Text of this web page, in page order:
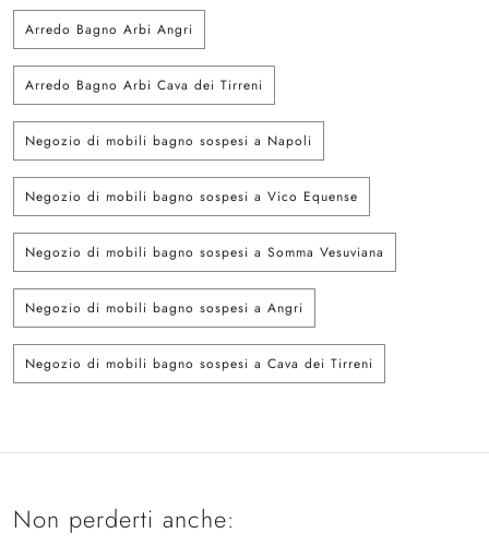
Arredo Bagno Arbi Angri
Arredo Bagno Arbi Cava dei Tirreni
Negozio di mobili bagno sospesi a Napoli
Negozio di mobili bagno sospesi a Vico Equense
Negozio di mobili bagno sospesi a Somma Vesuviana
Negozio di mobili bagno sospesi a Angri
Negozio di mobili bagno sospesi a Cava dei Tirreni
Non perderti anche: